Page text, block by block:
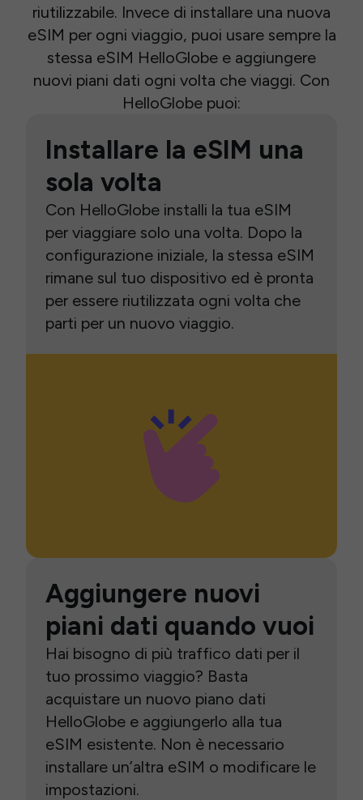
riutilizzabile. Invece di installare una nuova
eSIM per ogni viaggio, puoi usare sempre la
stessa eSIM HelloGlobe e aggiungere
nuovi piani dati ogni volta che viaggi. Con
HelloGlobe puoi:
Installare la eSIM una
sola volta
Con HelloGlobe installi la tua eSIM
per viaggiare solo una volta. Dopo la
configurazione iniziale, la stessa eSIM
rimane sul tuo dispositivo ed è pronta
per essere riutilizzata ogni volta che
parti per un nuovo viaggio.
Aggiungere nuovi
piani dati quando vuoi
Hai bisogno di più traffico dati per il
tuo prossimo viaggio? Basta
acquistare un nuovo piano dati
HelloGlobe e aggiungerlo alla tua
eSIM esistente. Non è necessario
installare un’altra eSIM o modificare le
impostazioni.